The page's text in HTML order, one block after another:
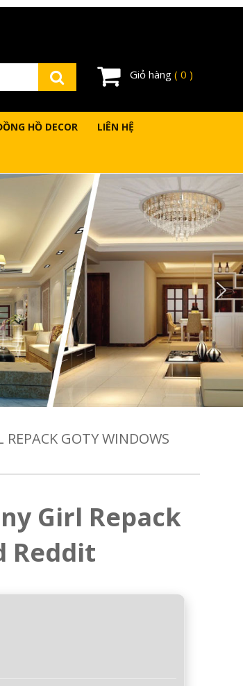
Giỏ hàng ( 0 )
HỒ DECOR LIÊN HỆ
GOTY WINDOWS
Girl Repack
Reddit